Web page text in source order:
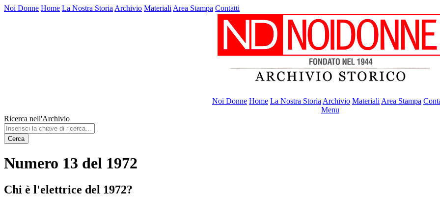
Noi Donne Home La Nostra Storia Archivio Materiali Area Stampa Contatti
Noi Donne Home La Nostra Storia Archivio Materiali Area Stampa
Menu
Ricerca nell'Archivio
Cerca
Numero 13 del 1972
Chi è l'elettrice del 1972?